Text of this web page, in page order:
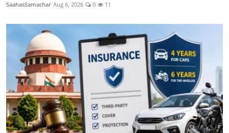
SaahasSamachar Aug 6, 2026 0 11